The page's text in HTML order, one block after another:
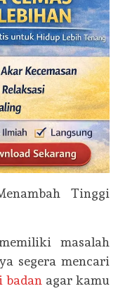
masalah
segera mencari
agar kamu